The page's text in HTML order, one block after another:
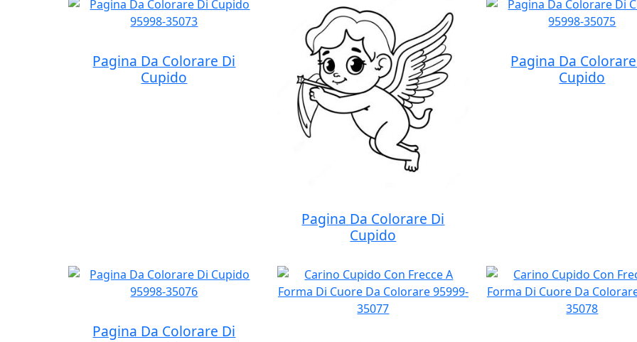
Pagina Da Colorare Di
Cupido
Pagina Da Colorare Di
Cupido
Pagina Da
Cupido
Pagina Da Colorare Di